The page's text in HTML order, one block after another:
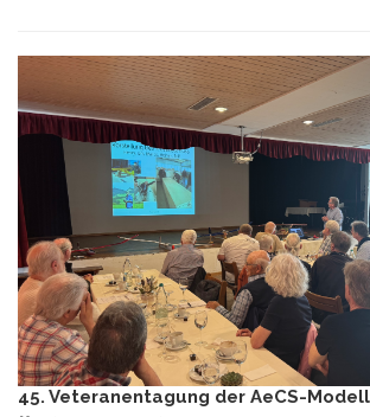
45. Veteranentagung der AeCS-